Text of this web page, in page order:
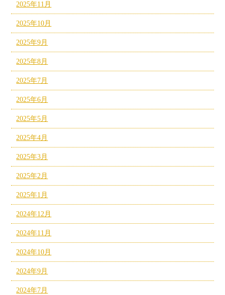
2025年11月
2025年10月
2025年9月
2025年8月
2025年7月
2025年6月
2025年5月
2025年4月
2025年3月
2025年2月
2025年1月
2024年12月
2024年11月
2024年10月
2024年9月
2024年7月